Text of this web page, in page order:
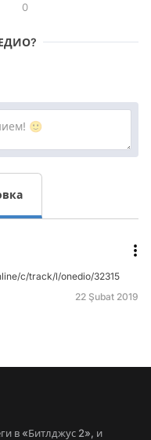
0
c/track/l/onedio/32315
22 Şubat 2019
в «Битлджус 2», и